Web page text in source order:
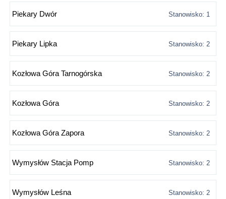
Piekary Dwór Stanowisko: 1
Piekary Lipka Stanowisko: 2
Kozłowa Góra Tarnogórska Stanowisko: 2
Kozłowa Góra Stanowisko: 2
Kozłowa Góra Zapora Stanowisko: 2
Wymysłów Stacja Pomp Stanowisko: 2
Wymysłów Leśna Stanowisko: 2